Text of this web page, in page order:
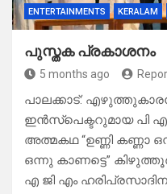
ENTERTAINMENTS KERALAM
പുസ്തക പ്രകാശനം
5 months ago
പാലക്കാട്:
ഇൻസ്പെക്ടറുമായ പി
അത്മകഥ “ഉണ്ണി കണ്ണാ
ഒന്നു കാണട്ടെ”
എ ജി എം